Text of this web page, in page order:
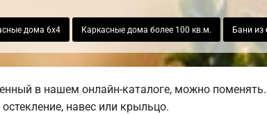
дома 6х4 Каркасные дома более 100 кв.м. Бани из
в нашем онлайн-каталоге, можно
навес или крыльцо.